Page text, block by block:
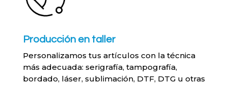
Producción en taller
Personalizamos tus artículos con la técnica
más adecuada: serigrafía, tampografía,
bordado, láser, sublimación, DTF, DTG u otras